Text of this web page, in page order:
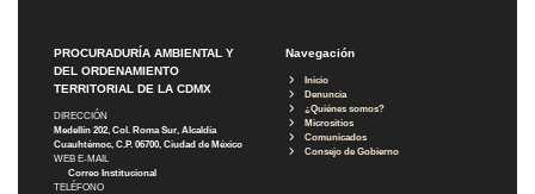
PROCURADURÍA AMBIENTAL Y
DEL ORDENAMIENTO
TERRITORIAL DE LA CDMX
DIRECCIÓN
Medellín 202, Col. Roma Sur, Alcaldía
Cuauhtémoc, C.P. 06700, Ciudad de México
WEB E-MAIL
Correo Institucional
TELÉFONO
Navegación
Inicio
Denuncia
¿Quiénes somos?
Micrositios
Comunicados
Consejo de Gobierno